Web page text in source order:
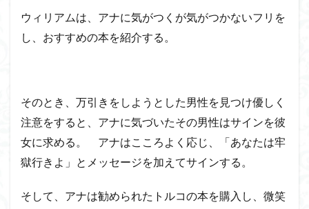
ウィリアムは、アナに気がつくが気がつかないフリを
し、おすすめの本を紹介する。
そのとき、万引きをしようとした男性を見つけ優しく
注意をすると、アナに気づいたその男性はサインを彼
女に求める。 アナはこころよく応じ、「あなたは牢
獄行きよ」とメッセージを加えてサインする。
そして、アナは勧められたトルコの本を購入し、微笑